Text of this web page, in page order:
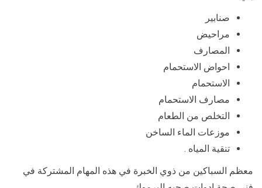
صنابير
مراحيض
المصارف
احواض الاستحمام
الاستحمام
مصارف الاستحمام
التخلص من الطعام
موزعات الماء الساخن
تنقية المياه .
معظم السباكين من ذوي الخبرة في هذه المهام المشتركة في